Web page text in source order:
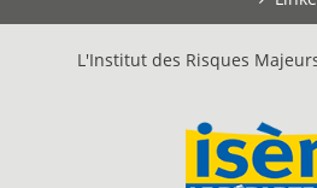
L'Institut des Risques